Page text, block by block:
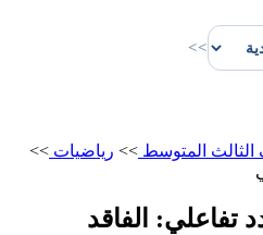
>>
المتوسط >> رياضيات >>
تفاعلي: الفاقد